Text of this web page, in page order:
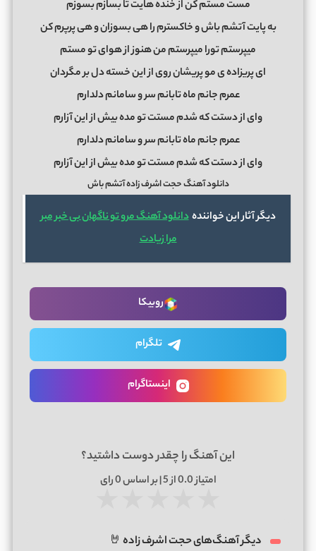
مست مستم کن از خنده هایت تا بسازم بسوزم
به پایت آتشم باش و خاکسترم را هی بسوزان و هی پرپرم کن
میپرستم تورا میپرستم من هنوز از هوای تو مستم
ای پریزاده ی مو پریشان روی از این خسته دل بر مگردان
عمرم جانم ماه تابانم سر و سامانم دلدارم
وای از دستت که شدم مستت تو مده بیش از این آزارم
عمرم جانم ماه تابانم سر و سامانم دلدارم
وای از دستت که شدم مستت تو مده بیش از این آزارم
دانلود آهنگ حجت اشرف زاده آتشم باش
دیگر آثار این خوانندهدانلود آهنگ مرو تو ناگهان بی خبر مبر
مرا زیادت
روبیکا
تلگرام
اینستاگرام
این آهنگ را چقدر دوست داشتید؟
امتیاز0.0از 5 | بر اساس 0رای
دیگر آهنگ‌های حجت اشرف زاده 🤘